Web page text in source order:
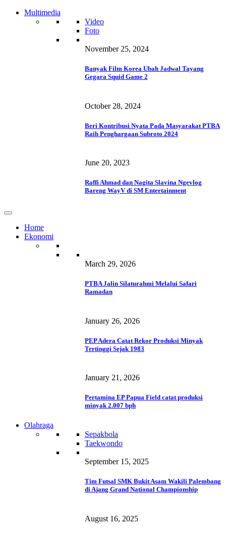
Multimedia
Video
Foto
November 25, 2024
Banyak Film Korea Ubah Jadwal Tayang
Gegara Squid Game 2
October 28, 2024
Beri Kontribusi Nyata Pada Masyarakat PTBA
Raih Penghargaan Subroto 2024
June 20, 2023
Raffi Ahmad dan Nagita Slavina Ngevlog
Bareng WayV di SM Entertainment
Home
Ekonomi
March 29, 2026
PTBA Jalin Silaturahmi Melalui Safari
Ramadan
January 26, 2026
PEP Adera Catat Rekor Produksi Minyak
Tertinggi Sejak 1983
January 21, 2026
Pertamina EP Papua Field catat produksi
minyak 2.007 bph
Olahraga
Sepakbola
Taekwondo
September 15, 2025
Tim Futsal SMK Bukit Asam Wakili Palembang
di Ajang Grand National Championship
August 16, 2025